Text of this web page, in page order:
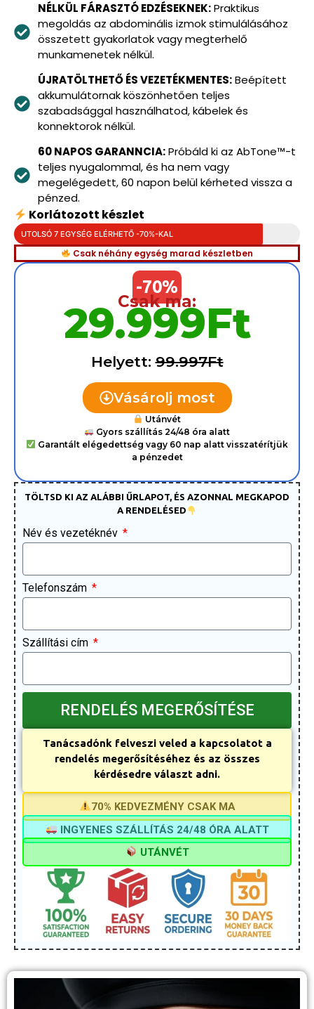
NÉLKÜL FÁRASZTÓ EDZÉSEKNEK:Praktikus
megoldás az abdominális izmok stimulálásához
összetett gyakorlatok vagy megterhelő
munkamenetek nélkül.
ÚJRATÖLTHETŐ ÉS VEZETÉKMENTES:Beépített
akkumulátornak köszönhetően teljes
szabadsággal használhatod, kábelek és
konnektorok nélkül.
60 NAPOS GARANNCIA:Próbáld ki az AbTone™-t
teljes nyugalommal, és ha nem vagy
megelégedett, 60 napon belül kérheted vissza a
pénzed.
Korlátozott készlet
UTOLSÓ 7 EGYSÉG ELÉRHETŐ -70%-KAL
Csak néhány egység marad készletben
-70%
Csak ma:
29.999Ft
Helyett:99.997Ft
Vásárolj most
Utánvét
Gyors szállítás 24/48 óra alatt
Garantált elégedettség vagy 60 nap alatt visszatérítjük
a pénzedet
TÖLTSD KI AZ ALÁBBI ŰRLAPOT, ÉS AZONNAL MEGKAPOD
A RENDELÉSED
Név és vezetéknév
Telefonszám
Szállítási cím
RENDELÉS MEGERŐSÍTÉSE
Tanácsadónk felveszi veled a kapcsolatot a
rendelés megerősítéséhez és az összes
kérdésedre választ adni.
70% KEDVEZMÉNY CSAK MA
INGYENES SZÁLLÍTÁS 24/48 ÓRA ALATT
UTÁNVÉT